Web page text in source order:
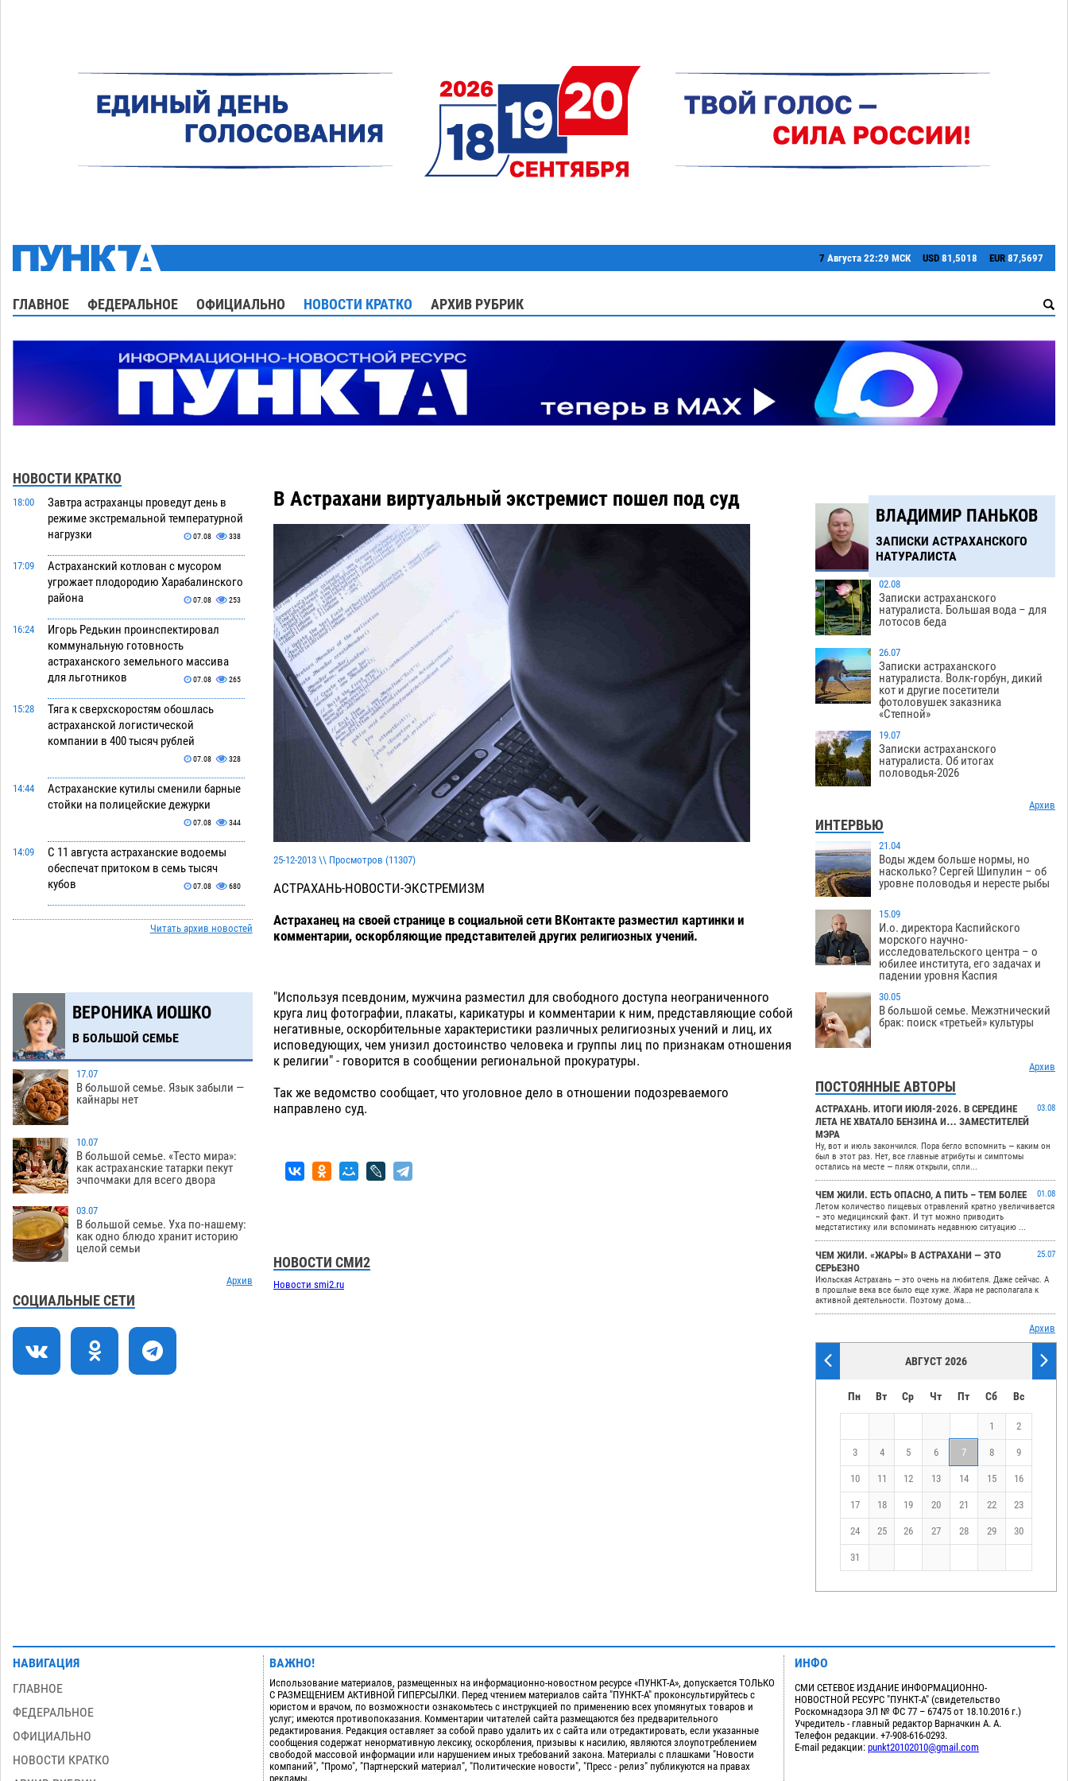
7 Августа 22:29 МСК USD 81,5018 EUR 87,5697
ГЛАВНОЕ ФЕДЕРАЛЬНОЕ ОФИЦИАЛЬНО НОВОСТИ КРАТКО АРХИВ РУБРИК
НОВОСТИ КРАТКО
18:00
Завтра астраханцы проведут день в
режиме экстремальной температурной
нагрузки
07.08 338
17:09
Астраханский котлован с мусором
угрожает плодородию Харабалинского
района
07.08 253
16:24
Игорь Редькин проинспектировал
коммунальную готовность
астраханского земельного массива
для льготников
07.08 265
15:28
Тяга к сверхскоростям обошлась
астраханской логистической
компании в 400 тысяч рублей
07.08 328
14:44
Астраханские кутилы сменили барные
стойки на полицейские дежурки
07.08 344
14:09
С 11 августа астраханские водоемы
обеспечат притоком в семь тысяч
кубов
07.08 680
Астраханский аэропорт попробует
отбиться от ворон в апелляционном
древнюю помойку
11:58
В Астрахани подросток угнал
мотоцикл и похитил чужие мобильник
с банковскими картами
07.08 328
11:20
Астраханцев ждут на парковом газоне
с призами и эрмитажными котами
10:43
Астраханский суд встал на сторону
МЧС в споре за возврат униформы
07.08
10:02
На Всероссийской Спартакиаде
астраханские гандболисты уступили
казанским «драконам»
Краснодарской в Астрахани
08:47
Астраханский суд оценил четыре удара
по голове полицейского в сто тысяч
рублей
Читать архив новостей
ВЕРОНИКА ИОШКО
В БОЛЬШОЙ СЕМЬЕ
17.07
В большой семье. Язык забыли —
кайнары нет
10.07
В большой семье. «Тесто мира»:
как астраханские татарки пекут
эчпочмаки для всего двора
03.07
В большой семье. Уха по-нашему:
как одно блюдо хранит историю
целой семьи
Архив
СОЦИАЛЬНЫЕ СЕТИ
В Астрахани виртуальный экстремист пошел под суд
25-12-2013 \\ Просмотров (11307)
АСТРАХАНЬ-НОВОСТИ-ЭКСТРЕМИЗМ
Астраханец на своей странице в социальной сети ВКонтакте разместил картинки и
комментарии, оскорбляющие представителей других религиозных учений.
"Используя псевдоним, мужчина разместил для свободного доступа неограниченного
круга лиц фотографии, плакаты, карикатуры и комментарии к ним, представляющие собой
негативные, оскорбительные характеристики различных религиозных учений и лиц, их
исповедующих, чем унизил достоинство человека и группы лиц по признакам отношения
к религии" - говорится в сообщении региональной прокуратуры.
Так же ведомство сообщает, что уголовное дело в отношении подозреваемого
направлено суд.
НОВОСТИ СМИ2
Новости smi2.ru
ВЛАДИМИР ПАНЬКОВ
ЗАПИСКИ АСТРАХАНСКОГО
НАТУРАЛИСТА
02.08
Записки астраханского
натуралиста. Большая вода – для
лотосов беда
26.07
Записки астраханского
натуралиста. Волк-горбун, дикий
кот и другие посетители
фотоловушек заказника
«Степной»
19.07
Записки астраханского
натуралиста. Об итогах
половодья-2026
Архив
ИНТЕРВЬЮ
21.04
Воды ждем больше нормы, но
насколько? Сергей Шипулин – об
уровне половодья и нересте рыбы
15.09
И.о. директора Каспийского
морского научно-
исследовательского центра – о
юбилее института, его задачах и
падении уровня Каспия
30.05
В большой семье. Межэтнический
брак: поиск «третьей» культуры
Архив
ПОСТОЯННЫЕ АВТОРЫ
АСТРАХАНЬ. ИТОГИ ИЮЛЯ-2026. В СЕРЕДИНЕ
ЛЕТА НЕ ХВАТАЛО БЕНЗИНА И… ЗАМЕСТИТЕЛЕЙ
МЭРА
03.08
Ну, вот и июль закончился. Пора бегло вспомнить — каким он
был в этот раз. Нет, все главные атрибуты и симптомы
остались на месте — пляж открыли, спли...
ЧЕМ ЖИЛИ. ЕСТЬ ОПАСНО, А ПИТЬ – ТЕМ БОЛЕЕ
01.08
Летом количество пищевых отравлений кратно увеличивается
– это медицинский факт. И тут можно приводить
медстатистику или вспоминать недавнюю ситуацию ...
ЧЕМ ЖИЛИ. «ЖАРЫ» В АСТРАХАНИ — ЭТО
СЕРЬЕЗНО
25.07
Июльская Астрахань — это очень на любителя. Даже сейчас. А
в прошлые века все было еще хуже. Жара не располагала к
активной деятельности. Поэтому дома...
Архив
АВГУСТ 2026
Пн Вт Ср Чт Пт Сб Вс
1 2
3 4 5 6 7 8 9
10 11 12 13 14 15 16
17 18 19 20 21 22 23
24 25 26 27 28 29 30
31
НАВИГАЦИЯ
ГЛАВНОЕ
ФЕДЕРАЛЬНОЕ
ОФИЦИАЛЬНО
НОВОСТИ КРАТКО
ВАЖНО!
Использование материалов, размещенных на информационно-новостном ресурсе «ПУНКТ-А», допускается ТОЛЬКО
С РАЗМЕЩЕНИЕМ АКТИВНОЙ ГИПЕРСЫЛКИ. Перед чтением материалов сайта "ПУНКТ-А" проконсультируйтесь с
юристом и врачом, по возможности ознакомьтесь с инструкцией по применению всех упомянутых товаров и
услуг; имеются противопоказания. Комментарии читателей сайта размещаются без предварительного
редактирования. Редакция оставляет за собой право удалить их с сайта или отредактировать, если указанные
сообщения содержат ненормативную лексику, оскорбления, призывы к насилию, являются злоупотреблением
свободой массовой информации или нарушением иных требований закона. Материалы с плашками "Новости
компаний", "Промо", "Партнерский материал", "Политические новости", "Пресс - релиз" публикуются на правах
рекламы.
ИНФО
СМИ СЕТЕВОЕ ИЗДАНИЕ ИНФОРМАЦИОННО-
НОВОСТНОЙ РЕСУРС "ПУНКТ-А" (свидетельство
Роскомнадзора ЭЛ № ФС 77 – 67475 от 18.10.2016 г.)
Учредитель - главный редактор Варначкин А. А.
Телефон редакции. +7-908-616-0293.
E-mail редакции: punkt20102010@gmail.com